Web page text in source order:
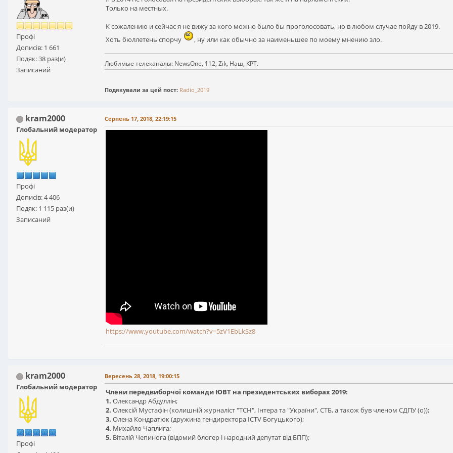
Профі
Дописів: 1 661
Подяк: 38 раз(и)
Записаний
Только на местных.
К сожалению и сейчас я не вижу за кого можно было бы проголосовать, но в любом случае пойду в 2019.
Хоть бюллетень спорчу
, ну или как обычно за наименьшее по моему мнению зло.
Любимые телеканалы: NewsOne, 112, Zik, Наш, КРТ.
Подякували за цей пост: Radio_2019
kram2000
Глобальний модератор
Профі
Дописів: 4 406
Подяк: 1 115 раз(и)
Записаний
Серпень 17, 2018, 22:19:15
https://www.youtube.com/watch?v=5zV1EbLkSz8
kram2000
Глобальний модератор
Профі
Вересень 28, 2018, 19:00:15
Члени передвиборчої команди ЮВТ на президентських виборах 2019:
1. Олександр Абдуллін;
2. Олексій Мустафін (колишній журналіст "ТСН", Інтера та "України", СТБ, а також був членом СДПУ (о));
3. Олена Кондратюк (дружина гендиректора ICTV Богуцького);
4. Михайло Чаплига;
5. Віталій Чепинога (відомий блогер і народний депутат від БПП);